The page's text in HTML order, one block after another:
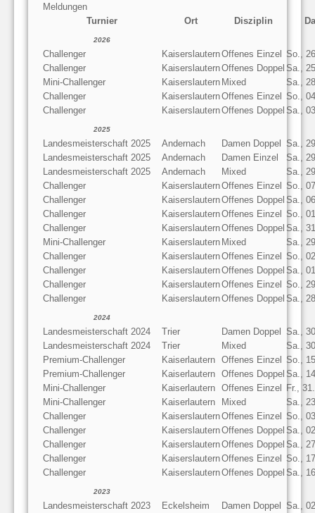
Meldungen
Turnier
Ort Disziplin
2026
Challenger KaiserslauternOffenes Einzel So.,
Challenger
KaiserslauternOffenes Doppel Sa.,
Mini-Challenger
Kaiserslautern Mixed
Sa.,
Challenger
KaiserslauternOffenes Einzel So.,
Challenger
KaiserslauternOffenes Doppel Sa.,
2025
Landesmeisterschaft 2025 Andernach Damen Doppel Sa.,
Landesmeisterschaft 2025
Andernach Damen Einzel
Sa.,
Landesmeisterschaft 2025
Andernach Mixed
Sa.,
Challenger
KaiserslauternOffenes Einzel So.,
Challenger
KaiserslauternOffenes Doppel Sa.,
Challenger
KaiserslauternOffenes Einzel So.,
Challenger
KaiserslauternOffenes Doppel Sa.,
Mini-Challenger
Kaiserslautern Mixed
Sa.,
Challenger
KaiserslauternOffenes Einzel So.,
Challenger
KaiserslauternOffenes Doppel Sa.,
Challenger
KaiserslauternOffenes Einzel So.,
Challenger
KaiserslauternOffenes Doppel Sa.,
2024
Landesmeisterschaft 2024 Trier Damen Doppel Sa.,
Landesmeisterschaft 2024
Trier Mixed
Sa.,
Premium-Challenger
Kaiserlautern Offenes Einzel So.,
Premium-Challenger
Kaiserlautern Offenes Doppel Sa.,
Mini-Challenger
Kaiserlautern Offenes Einzel Fr.,
Mini-Challenger
Kaiserlautern Mixed
Sa.,
Challenger
KaiserslauternOffenes Einzel So.,
Challenger
KaiserslauternOffenes Doppel Sa.,
Challenger
KaiserslauternOffenes Doppel Sa.,
Challenger
KaiserslauternOffenes Einzel So.,
Challenger
KaiserslauternOffenes Doppel Sa.,
2023
Landesmeisterschaft 2023 Eckelsheim Damen Doppel Sa.,